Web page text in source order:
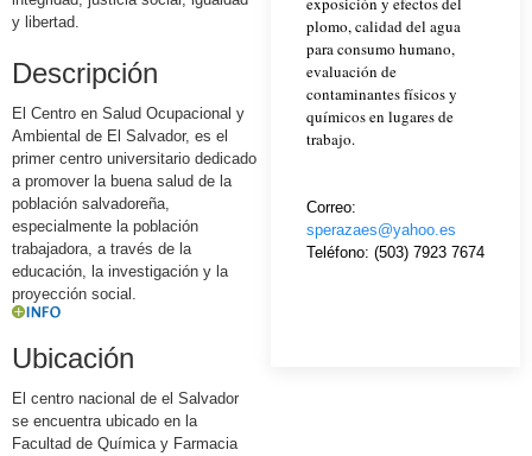
y libertad.
Descripción
El Centro en Salud Ocupacional y
Ambiental de El Salvador, es el
primer centro universitario dedicado
a promover la buena salud de la
población salvadoreña,
especialmente la población
trabajadora, a través de la
educación, la investigación y la
proyección social.
Ubicación
El centro nacional de el Salvador
se encuentra ubicado en la
Facultad de Química y Farmacia
plomo, calidad del agua
para consumo humano,
evaluación de
contaminantes físicos y
químicos en lugares de
trabajo.
Correo:
sperazaes@yahoo.es
Teléfono: (503) 7923 7674